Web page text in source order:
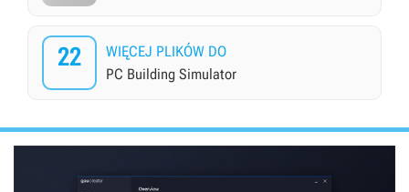
22
WIĘCEJ PLIKÓW DO
PC Building Simulator